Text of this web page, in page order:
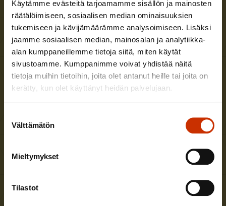
Käytämme evästeitä tarjoamamme sisällön ja mainosten
räätälöimiseen, sosiaalisen median ominaisuuksien
tukemiseen ja kävijämäärämme analysoimiseen. Lisäksi
jaamme sosiaalisen median, mainosalan ja analytiikka-
alan kumppaneillemme tietoja siitä, miten käytät
sivustoamme. Kumppanimme voivat yhdistää näitä
tietoja muihin tietoihin, joita olet antanut heille tai joita on
kerätty, kun olet käyttänyt heidän palvelujaan.
valinta
Välttämätön
Mieltymykset
Tilastot
Uusimmat avoimet työpaikat
Aluetoiminnan sihteeri Helsinkiin
Hae viimeistään9.8.2026
Teollisuusliitto
Aluetoiminnan asiantuntija Tampereelle
Julkisten ja hyvinvointialojen liitto JHL